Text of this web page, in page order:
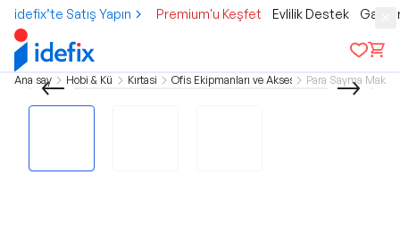
idefix’te Satış Yapın Premium'u Keşfet Evlilik Destek
Ana sayfa Hobi & Kültür Kırtasiye Ofis Ekipmanları ve AksesuarlarıPara Sayma